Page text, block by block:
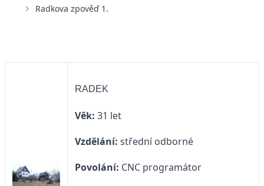
Radkova zpověď 1.
RADEK
Věk: 31 let
Vzdělání: střední odborné
Povolání: CNC programátor